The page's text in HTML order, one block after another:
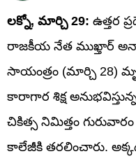
లక్నో, మార్చి 29: ఉత్తర
రాజకీయ నేత ముఖ్తార్‌
సాయంత్రం (మార్చి 28)
కారాగార శిక్ష
చికిత్స నిమిత్తం
కాలేజీకి తరలించారు.